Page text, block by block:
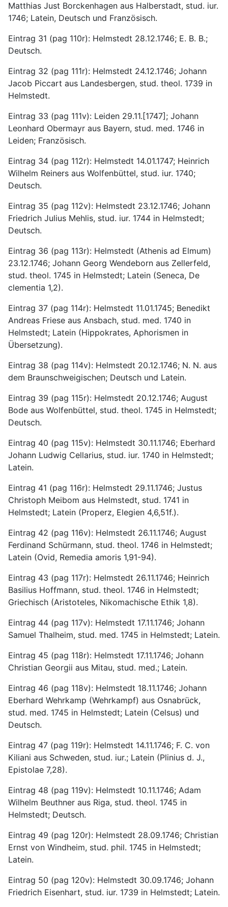
Matthias Just Borckenhagen aus Halberstadt, stud. iur.
1746; Latein, Deutsch und Französisch.
Eintrag 31 (pag 110r): Helmstedt 28.12.1746; E. B. B.;
Deutsch.
Eintrag 32 (pag 111r): Helmstedt 24.12.1746; Johann
Jacob Piccart aus Landesbergen, stud. theol. 1739 in
Helmstedt.
Eintrag 33 (pag 111v): Leiden 29.11.[1747]; Johann
Leonhard Obermayr aus Bayern, stud. med. 1746 in
Leiden; Französisch.
Eintrag 34 (pag 112r): Helmstedt 14.01.1747; Heinrich
Wilhelm Reiners aus Wolfenbüttel, stud. iur. 1740;
Deutsch.
Eintrag 35 (pag 112v): Helmstedt 23.12.1746; Johann
Friedrich Julius Mehlis, stud. iur. 1744 in Helmstedt;
Deutsch.
Eintrag 36 (pag 113r): Helmstedt (Athenis ad Elmum)
23.12.1746; Johann Georg Wendeborn aus Zellerfeld,
stud. theol. 1745 in Helmstedt; Latein (Seneca, De
clementia 1,2).
Eintrag 37 (pag 114r): Helmstedt 11.01.1745; Benedikt
Andreas Friese aus Ansbach, stud. med. 1740 in
Helmstedt; Latein (Hippokrates, Aphorismen in
Übersetzung).
Eintrag 38 (pag 114v): Helmstedt 20.12.1746; N. N. aus
dem Braunschweigischen; Deutsch und Latein.
Eintrag 39 (pag 115r): Helmstedt 20.12.1746; August
Bode aus Wolfenbüttel, stud. theol. 1745 in Helmstedt;
Deutsch.
Eintrag 40 (pag 115v): Helmstedt 30.11.1746; Eberhard
Johann Ludwig Cellarius, stud. iur. 1740 in Helmstedt;
Latein.
Eintrag 41 (pag 116r): Helmstedt 29.11.1746; Justus
Christoph Meibom aus Helmstedt, stud. 1741 in
Helmstedt; Latein (Properz, Elegien 4,6,51f.).
Eintrag 42 (pag 116v): Helmstedt 26.11.1746; August
Ferdinand Schürmann, stud. theol. 1746 in Helmstedt;
Latein (Ovid, Remedia amoris 1,91-94).
Eintrag 43 (pag 117r): Helmstedt 26.11.1746; Heinrich
Basilius Hoffmann, stud. theol. 1746 in Helmstedt;
Griechisch (Aristoteles, Nikomachische Ethik 1,8).
Eintrag 44 (pag 117v): Helmstedt 17.11.1746; Johann
Samuel Thalheim, stud. med. 1745 in Helmstedt; Latein.
Eintrag 45 (pag 118r): Helmstedt 17.11.1746; Johann
Christian Georgii aus Mitau, stud. med.; Latein.
Eintrag 46 (pag 118v): Helmstedt 18.11.1746; Johann
Eberhard Wehrkamp (Wehrkampf) aus Osnabrück,
stud. med. 1745 in Helmstedt; Latein (Celsus) und
Deutsch.
Eintrag 47 (pag 119r): Helmstedt 14.11.1746; F. C. von
Kiliani aus Schweden, stud. iur.; Latein (Plinius d. J.,
Epistolae 7,28).
Eintrag 48 (pag 119v): Helmstedt 10.11.1746; Adam
Wilhelm Beuthner aus Riga, stud. theol. 1745 in
Helmstedt; Deutsch.
Eintrag 49 (pag 120r): Helmstedt 28.09.1746; Christian
Ernst von Windheim, stud. phil. 1745 in Helmstedt;
Latein.
Eintrag 50 (pag 120v): Helmstedt 30.09.1746; Johann
Friedrich Eisenhart, stud. iur. 1739 in Helmstedt; Latein.